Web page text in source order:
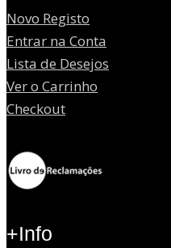
Novo Registo
Entrar na Conta
Lista de Desejos
Ver o Carrinho
Checkout
+Info